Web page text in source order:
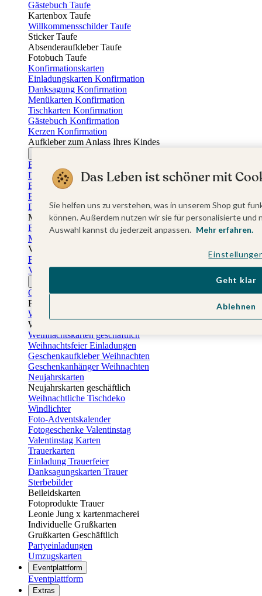
Gästebuch Taufe
Kartenbox Taufe
Willkommensschilder Taufe
Sticker Taufe
Absenderaufkleber Taufe
Fotobuch Taufe
Konfirmationskarten
Einladungskarten Konfirmation
Danksagung Konfirmation
Menükarten Konfirmation
Tischkarten Konfirmation
Gästebuch Konfirmation
Kerzen Konfirmation
Aufkleber zum Anlass Ihres Kindes
Einladungskarten Firmung
Dankeskarten Firmung
Einschulungskarten
Einladungskarten Einschulung
Danksagung Einschulung
Muttertag
Fotogeschenke Muttertag
Muttertagskarten
Vatertag
Fotogeschenke Vatertag
Vatertagskarten
Osterkarten
Fotogeschenke zu Ostern
Weihnachtskarten
Weihnachtskarten selbst gestalten
Weihnachtskarten geschäftlich
Weihnachtsfeier Einladungen
Geschenkaufkleber Weihnachten
Geschenkanhänger Weihnachten
Neujahrskarten
Neujahrskarten geschäftlich
Weihnachtliche Tischdeko
Windlichter
Foto-Adventskalender
Fotogeschenke Valentinstag
Valentinstag Karten
Trauerkarten
Einladung Trauerfeier
Danksagungskarten Trauer
Sterbebilder
Beileidskarten
Fotoprodukte Trauer
Leonie Jung x kartenmacherei
Individuelle Grußkarten
Grußkarten Geschäftlich
Partyeinladungen
Umzugskarten
Eventplattform
Eventplattform
Extras
Das Leben ist schöner mit
Sie helfen uns zu verstehen, was in unserem Shop gut
können. Außerdem nutzen wir sie für personalisierte
Auswahl kannst du jederzeit anpassen. Mehr erfahren.
Ablehnen
Geht klar